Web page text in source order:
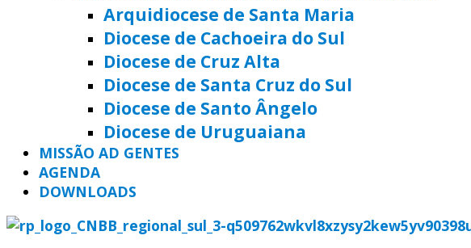
Arquidiocese de Santa Maria
Diocese de Cachoeira do Sul
Diocese de Cruz Alta
Diocese de Santa Cruz do Sul
Diocese de Santo Ângelo
Diocese de Uruguaiana
MISSÃO AD GENTES
AGENDA
DOWNLOADS